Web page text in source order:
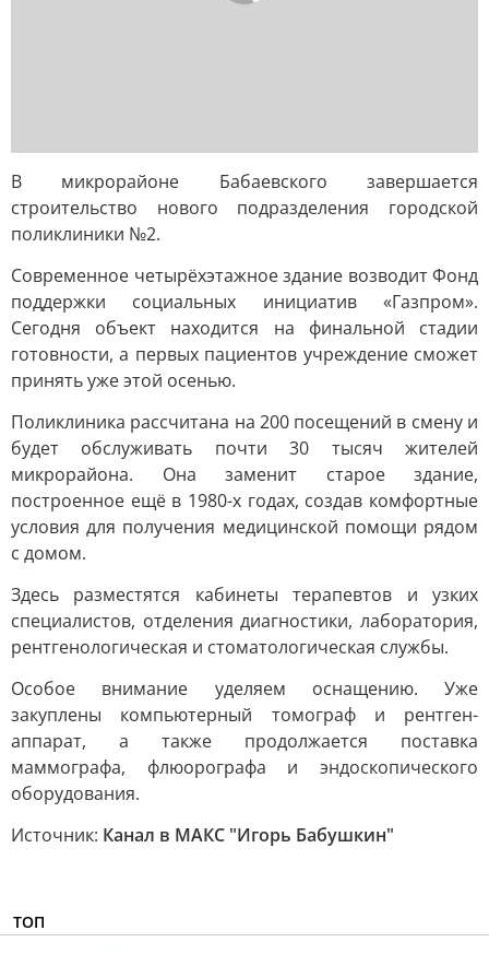
В микрорайоне Бабаевского завершается
строительство нового подразделения городской
поликлиники №2.
Современное четырёхэтажное здание возводит Фонд
поддержки социальных инициатив «Газпром».
Сегодня объект находится на финальной стадии
готовности, а первых пациентов учреждение сможет
принять уже этой осенью.
Поликлиника рассчитана на 200 посещений в смену и
будет обслуживать почти 30 тысяч жителей
микрорайона. Она заменит старое здание,
построенное ещё в 1980-х годах, создав комфортные
условия для получения медицинской помощи рядом
с домом.
Здесь разместятся кабинеты терапевтов и узких
специалистов, отделения диагностики, лаборатория,
рентгенологическая и стоматологическая службы.
Особое внимание уделяем оснащению. Уже
закуплены компьютерный томограф и рентген-
аппарат, а также продолжается поставка
маммографа, флюорографа и эндоскопического
оборудования.
Источник: Канал в МАКС "Игорь Бабушкин"
ТОП